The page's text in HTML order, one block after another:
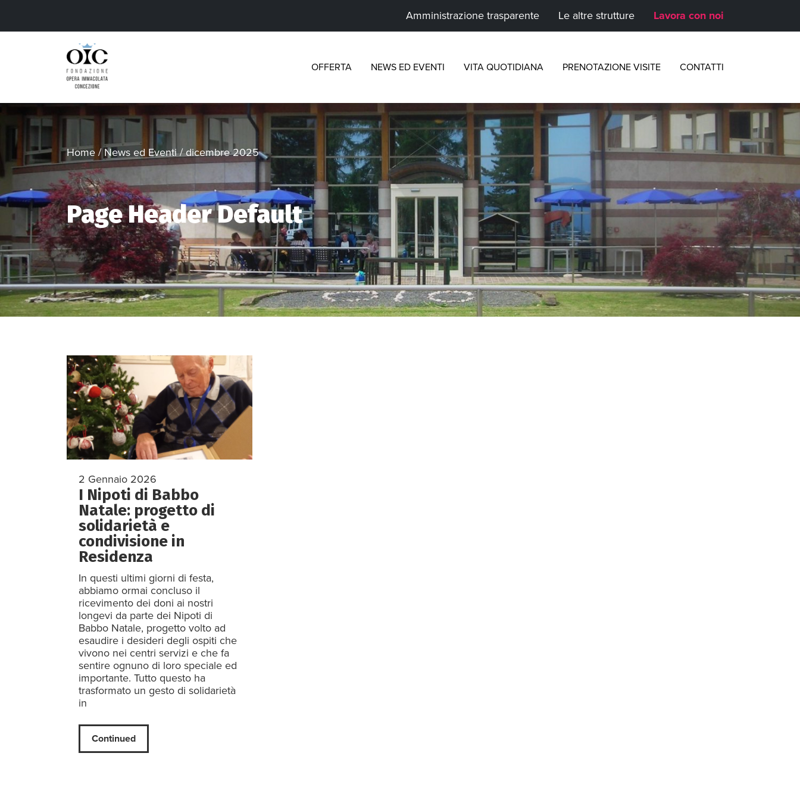
Amministrazione trasparente Le altre strutture Lavora con noi
OFFERTA NEWS ED EVENTI VITA QUOTIDIANA PRENOTAZIONE VISITE CONTATTI
Home / News ed Eventi/dicembre 2025
Page Header Default
2 Gennaio 2026
I Nipoti di Babbo
Natale: progetto di
solidarietà e
condivisione in
Residenza
In questi ultimi giorni di festa,
abbiamo ormai concluso il
ricevimento dei doni ai nostri
longevi da parte dei Nipoti di
Babbo Natale, progetto volto ad
esaudire i desideri degli ospiti che
vivono nei centri servizi e che fa
sentire ognuno di loro speciale ed
importante. Tutto questo ha
trasformato un gesto di solidarietà
in
Continued